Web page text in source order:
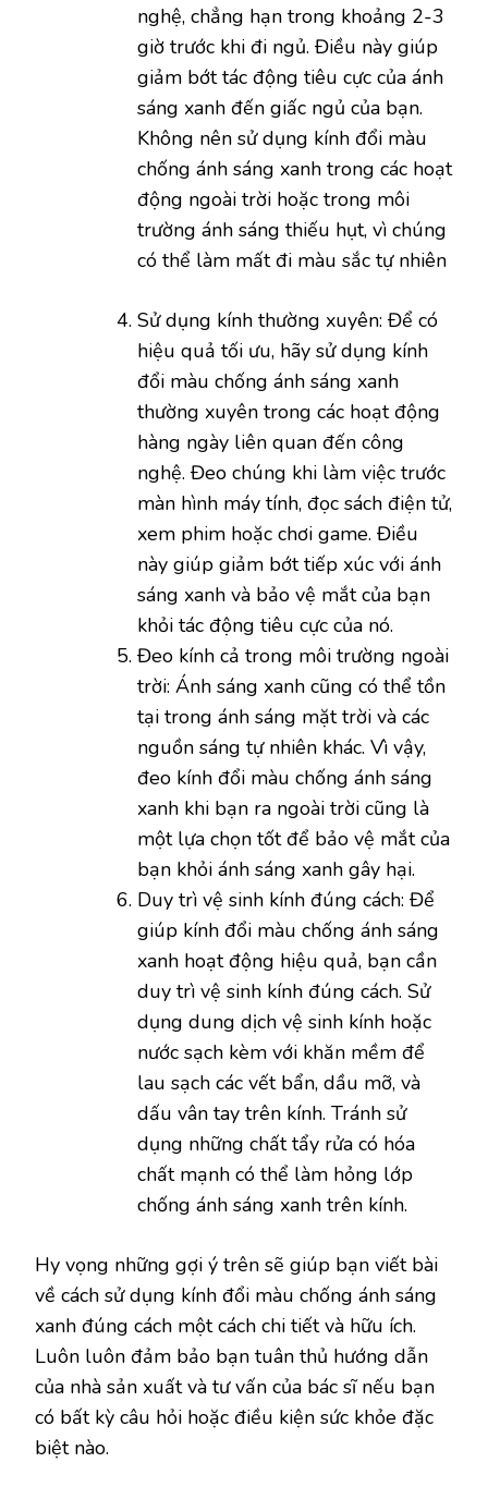
nghệ, chẳng hạn trong khoảng 2-3
giờ trước khi đi ngủ. Điều này giúp
giảm bớt tác động tiêu cực của ánh
sáng xanh đến giấc ngủ của bạn.
Không nên sử dụng kính đổi màu
chống ánh sáng xanh trong các hoạt
động ngoài trời hoặc trong môi
trường ánh sáng thiếu hụt, vì chúng
có thể làm mất đi màu sắc tự nhiên
Sử dụng kính thường xuyên: Để có
hiệu quả tối ưu, hãy sử dụng kính
đổi màu chống ánh sáng xanh
thường xuyên trong các hoạt động
hàng ngày liên quan đến công
nghệ. Đeo chúng khi làm việc trước
màn hình máy tính, đọc sách điện tử,
xem phim hoặc chơi game. Điều
này giúp giảm bớt tiếp xúc với ánh
sáng xanh và bảo vệ mắt của bạn
khỏi tác động tiêu cực của nó.
Đeo kính cả trong môi trường ngoài
trời: Ánh sáng xanh cũng có thể tồn
tại trong ánh sáng mặt trời và các
nguồn sáng tự nhiên khác. Vì vậy,
đeo kính đổi màu chống ánh sáng
xanh khi bạn ra ngoài trời cũng là
một lựa chọn tốt để bảo vệ mắt của
bạn khỏi ánh sáng xanh gây hại.
Duy trì vệ sinh kính đúng cách: Để
giúp kính đổi màu chống ánh sáng
xanh hoạt động hiệu quả, bạn cần
duy trì vệ sinh kính đúng cách. Sử
dụng dung dịch vệ sinh kính hoặc
nước sạch kèm với khăn mềm để
lau sạch các vết bẩn, dầu mỡ, và
dấu vân tay trên kính. Tránh sử
dụng những chất tẩy rửa có hóa
chất mạnh có thể làm hỏng lớp
chống ánh sáng xanh trên kính.
Hy vọng những gợi ý trên sẽ giúp bạn viết bài
về cách sử dụng kính đổi màu chống ánh sáng
xanh đúng cách một cách chi tiết và hữu ích.
Luôn luôn đảm bảo bạn tuân thủ hướng dẫn
của nhà sản xuất và tư vấn của bác sĩ nếu bạn
có bất kỳ câu hỏi hoặc điều kiện sức khỏe đặc
biệt nào.